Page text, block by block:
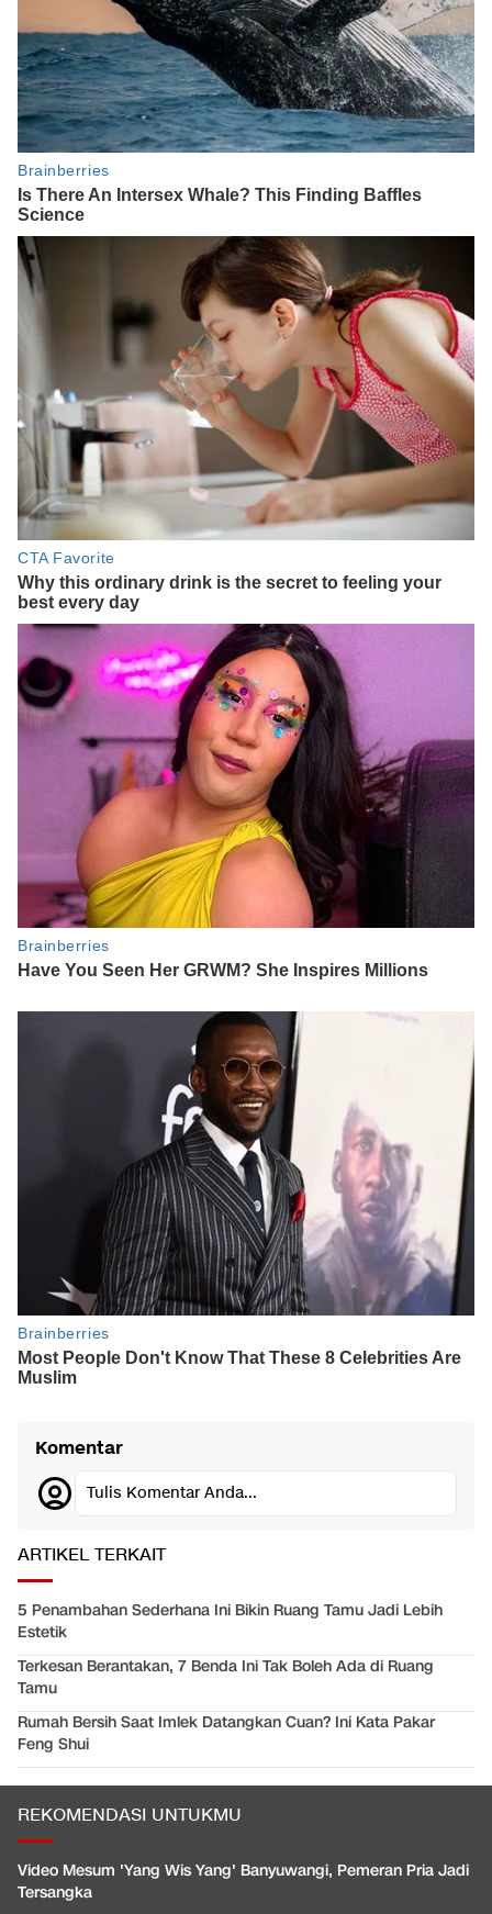
Komentar
Tulis Komentar Anda...
ARTIKEL TERKAIT
5 Penambahan Sederhana Ini Bikin Ruang Tamu Jadi Lebih
Estetik
Terkesan Berantakan, 7 Benda Ini Tak Boleh Ada di Ruang
Tamu
Rumah Bersih Saat Imlek Datangkan Cuan? Ini Kata Pakar
Feng Shui
REKOMENDASI UNTUKMU
Video Mesum 'Yang Wis Yang' Banyuwangi, Pemeran Pria Jadi
Tersangka